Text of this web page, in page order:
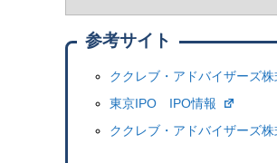
参考サイト
ククレブ・アドバイザーズ
東京IPO IPO情報
ククレブ・アドバイザーズ